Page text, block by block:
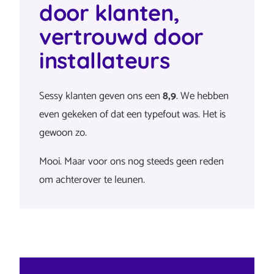
kan…volledig bericht
laadpaal, warmtepomp en overige. Momenteel
integreert Sessy met Homey, Home Assistant
e… volledig bericht
door klanten,
vertrouwd door
installateurs
Sessy klanten geven ons een8,9. We hebben
even gekeken of dat een typefout was. Het is
gewoon zo.
Mooi. Maar voor ons nog steeds geen reden
om achterover te leunen.